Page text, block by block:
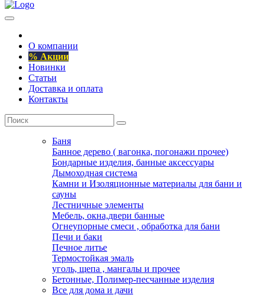
О компании
% Акции
Новинки
Статьи
Доставка и оплата
Контакты
Баня
Банное дерево ( вагонка, погонажи прочее)
Бондарные изделия, банные аксессуары
Дымоходная система
Камни и Изоляционные материалы для бани и
сауны
Лестничные элементы
Мебель, окна,двери банные
Огнеупорные смеси , обработка для бани
Печи и баки
Печное литье
Термостойкая эмаль
уголь, щепа , мангалы и прочее
Бетонные, Полимер-песчанные изделия
Все для дома и дачи